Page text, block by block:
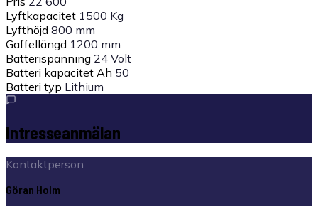
Lyftkapacitet 1500 Kg
Lyfthöjd 800 mm
Gaffellängd 1200 mm
Batterispänning 24 Volt
Batteri kapacitet Ah 50
Batteri typ Lithium
Intresseanmälan
Kontaktperson
Göran Holm